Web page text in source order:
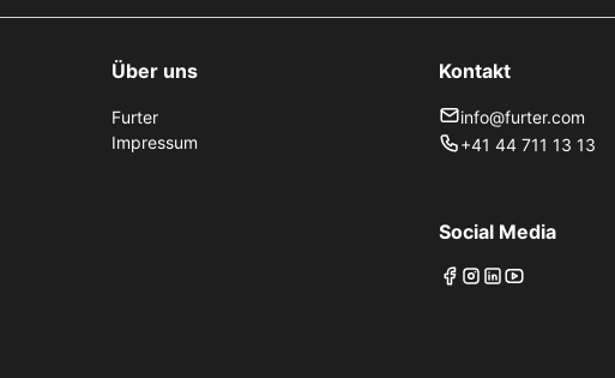
Über uns
Furter
Impressum
Kontakt
info@furter.com
+41 44 711 13 13
Social Media